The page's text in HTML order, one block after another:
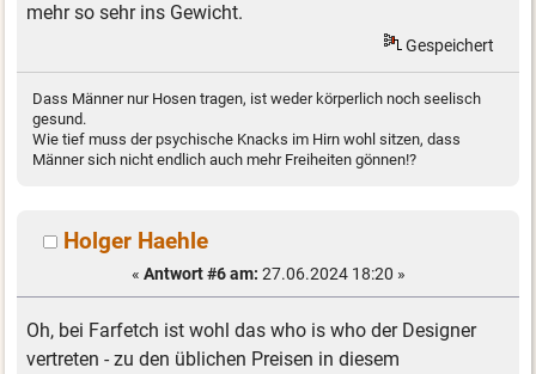
mehr so sehr ins Gewicht.
Gespeichert
Dass Männer nur Hosen tragen, ist weder körperlich noch seelisch
gesund.
Wie tief muss der psychische Knacks im Hirn wohl sitzen, dass
Männer sich nicht endlich auch mehr Freiheiten gönnen!?
Holger Haehle
« Antwort #6 am: 27.06.2024 18:20 »
Oh, bei Farfetch ist wohl das who is who der Designer
vertreten - zu den üblichen Preisen in diesem